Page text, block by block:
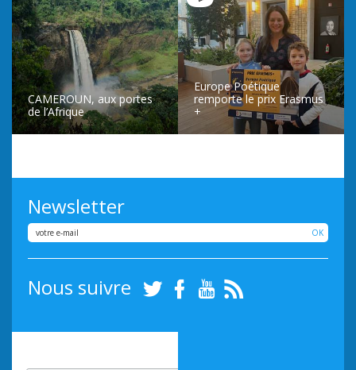
CAMEROUN, aux portes
de l’Afrique
LIRE L’ARTICLE
Europe Poétique
remporte le prix Erasmus
+
LIRE L’ARTICLE
Newsletter
OK
Nous suivre TwitterFacebookYoutube